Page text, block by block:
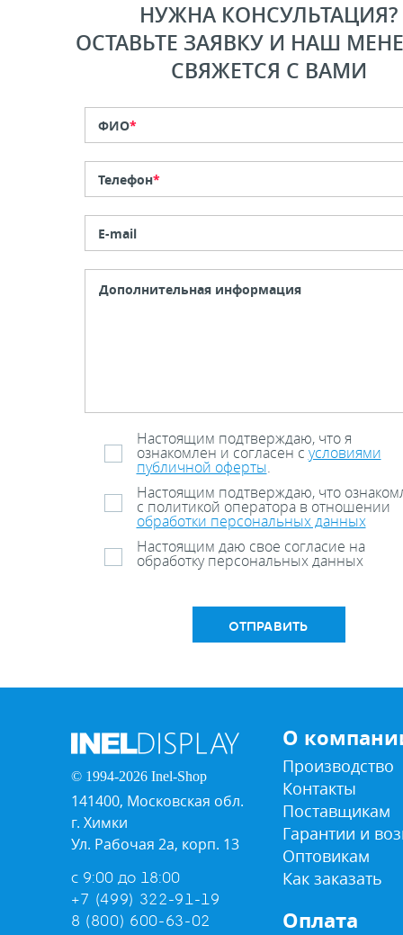
НУЖНА КОНСУЛЬТАЦИЯ?
ОСТАВЬТЕ ЗАЯВКУ И НАШ
СВЯЖЕТСЯ С ВАМИ
ФИО*
Телефон*
E-mail
Настоящим подтверждаю, что я
ознакомлен и согласен с условиями
публичной оферты.
Настоящим подтверждаю, что
с политикой оператора в отношении
обработки персональных данных
Настоящим даю свое согласие на
обработку персональных данных
ОТПРАВИТЬ
© 1994-2026 Inel-Shop
141400, Московская обл.
г. Химки
Ул. Рабочая 2а, корп. 13
с 9:00 до 18:00
+7 (499) 322-91-19
8 (800) 600-63-02
О
Производство
Контакты
Поставщикам
Гарантии и
Оптовикам
Как заказать
Оплата